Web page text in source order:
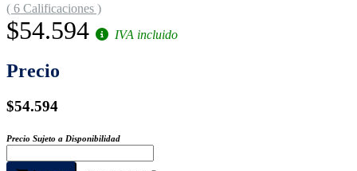
( 6 Calificaciones )
$54.594 IVA incluido
Precio
$54.594
Precio Sujeto a Disponibilidad